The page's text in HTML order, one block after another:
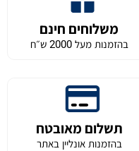
משלוחים חינם
בהזמנות מעל 2000 ש״ח
תשלום מאובטח
בהזמנות אונליין באתר